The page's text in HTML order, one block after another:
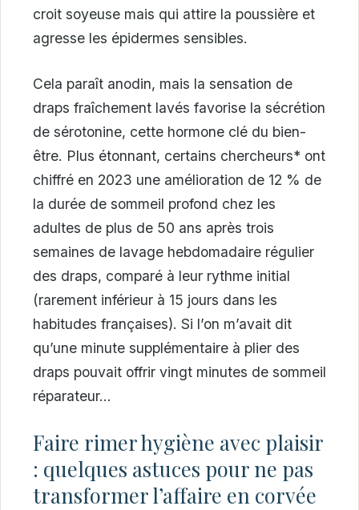
croit soyeuse mais qui attire la poussière et
agresse les épidermes sensibles.
Cela paraît anodin, mais la sensation de
draps fraîchement lavés favorise la sécrétion
de sérotonine, cette hormone clé du bien-
être. Plus étonnant, certains chercheurs* ont
chiffré en 2023 une amélioration de 12 % de
la durée de sommeil profond chez les
adultes de plus de 50 ans après trois
semaines de lavage hebdomadaire régulier
des draps, comparé à leur rythme initial
(rarement inférieur à 15 jours dans les
habitudes françaises). Si l’on m’avait dit
qu’une minute supplémentaire à plier des
draps pouvait offrir vingt minutes de sommeil
réparateur…
Faire rimer hygiène avec plaisir
: quelques astuces pour ne pas
transformer l’affaire en corvée